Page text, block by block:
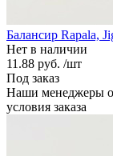
Балансир Rapala,
Нет в наличии
11.88 руб. /шт
Под заказ
Наши менеджеры
условия заказа